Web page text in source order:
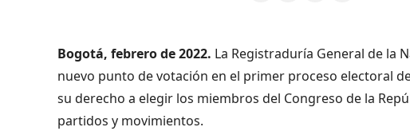
Bogotá, febrero de 2022. La Registraduría General de la
nuevo punto de votación en el primer proceso electoral
su derecho a elegir los miembros del Congreso de la
partidos y movimientos.